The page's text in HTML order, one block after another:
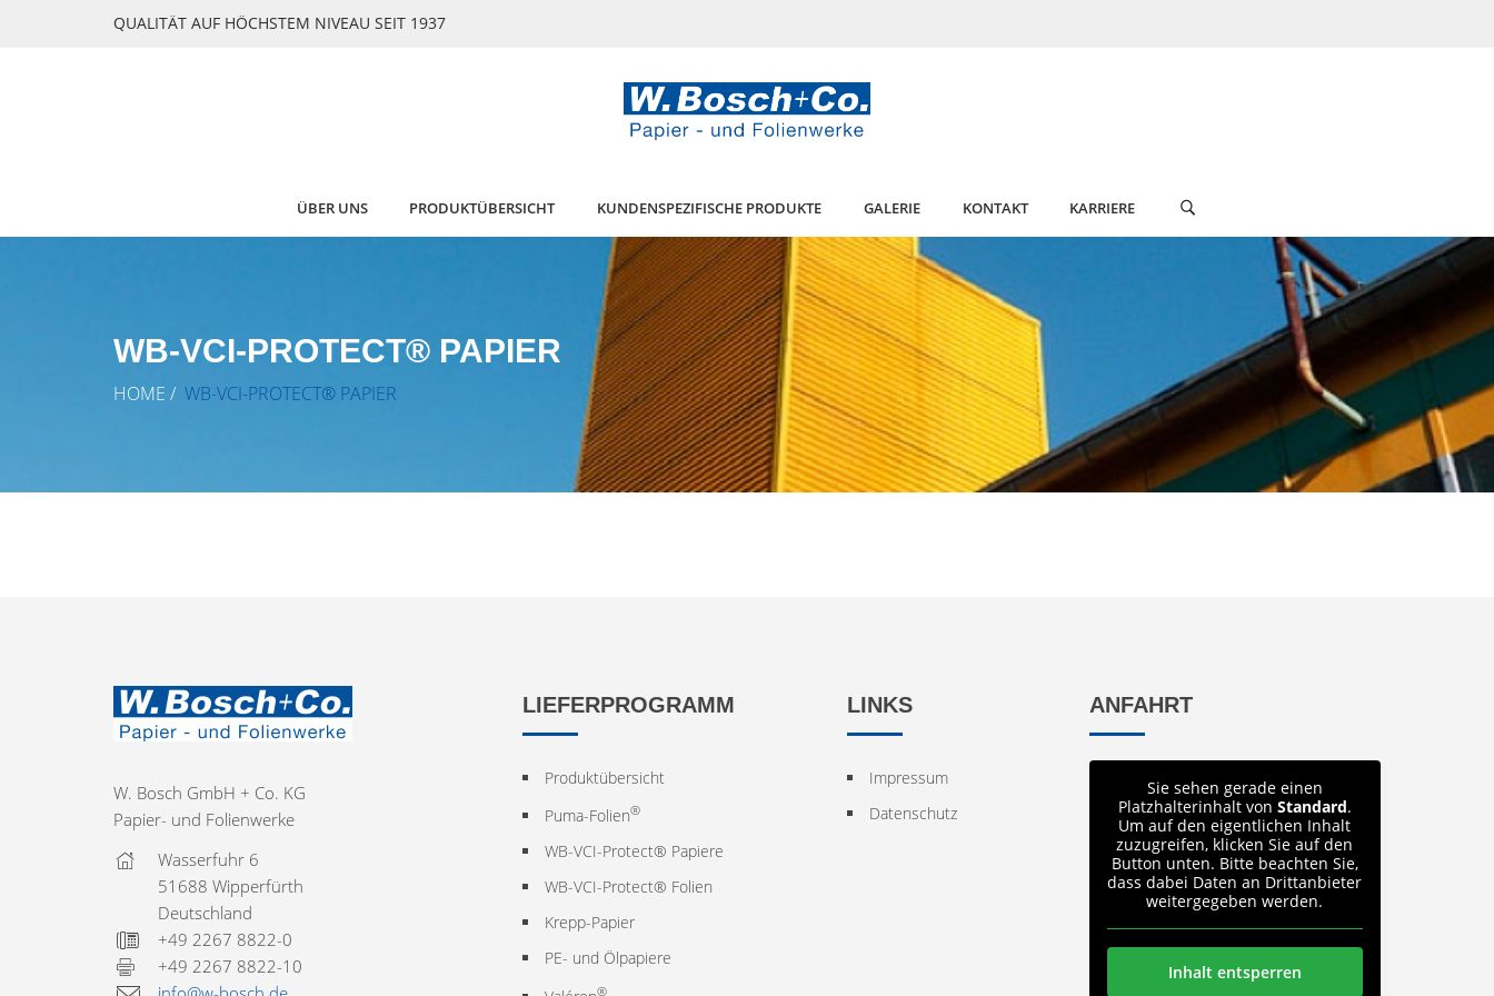
QUALITÄT AUF HÖCHSTEM NIVEAU SEIT 1937
ÜBER UNS PRODUKTÜBERSICHT KUNDENSPEZIFISCHE PRODUKTE GALERIE KONTAKT KARRIERE
WB-VCI-PROTECT® PAPIER
HOME / WB-VCI-PROTECT® PAPIER
W. Bosch GmbH + Co. KG
Papier- und Folienwerke
Wasserfuhr 6
51688 Wipperfürth
Deutschland
+49 2267 8822-0
+49 2267 8822-10
LIEFERPROGRAMM
Produktübersicht
Puma-Folien®
WB-VCI-Protect® Papiere
WB-VCI-Protect® Folien
Krepp-Papier
PE- und Ölpapiere
®
LINKS
Impressum
Datenschutz
ANFAHRT
Sie sehen gerade einen
Platzhalterinhalt von Standard.
Um auf den eigentlichen Inhalt
zuzugreifen, klicken Sie auf den
Button unten. Bitte beachten Sie,
dass dabei Daten an Drittanbieter
weitergegeben werden.
Inhalt entsperren